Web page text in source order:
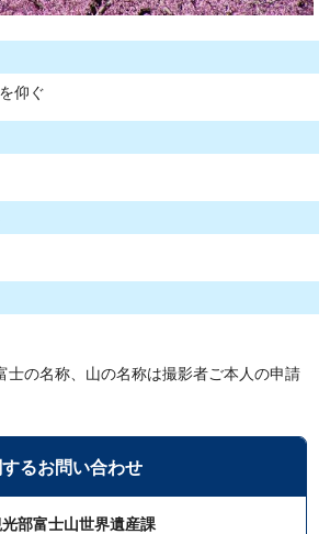
仰ぐ
士の名称、山の名称は撮影者ご本人の申請
るお問い合わせ
部富士山世界遺産課